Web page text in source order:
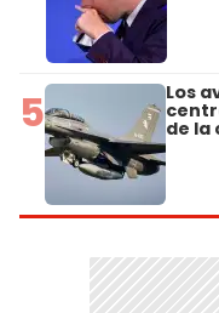
5 Los
de la